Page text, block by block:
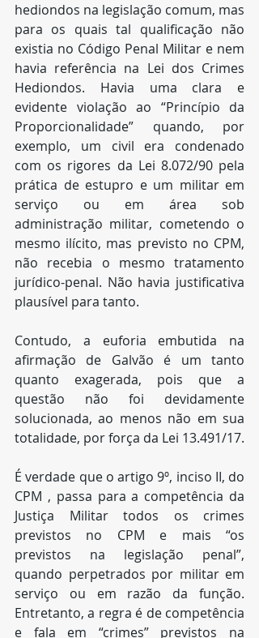
hediondos na legislação comum, mas
para os quais tal qualificação não
existia no Código Penal Militar e nem
havia referência na Lei dos Crimes
Hediondos. Havia uma clara e
evidente violação ao “Princípio da
Proporcionalidade” quando, por
exemplo, um civil era condenado
com os rigores da Lei 8.072/90 pela
prática de estupro e um militar em
serviço ou em área sob
administração militar, cometendo o
mesmo ilícito, mas previsto no CPM,
não recebia o mesmo tratamento
jurídico-penal. Não havia justificativa
plausível para tanto.
Contudo, a euforia embutida na
afirmação de Galvão é um tanto
quanto exagerada, pois que a
questão não foi devidamente
solucionada, ao menos não em sua
totalidade, por força da Lei 13.491/17.
É verdade que o artigo 9º, inciso II, do
CPM , passa para a competência da
Justiça Militar todos os crimes
previstos no CPM e mais “os
previstos na legislação penal”,
quando perpetrados por militar em
serviço ou em razão da função.
Entretanto, a regra é de competência
e fala em “crimes” previstos na